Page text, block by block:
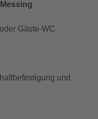
Gäste-WC
und